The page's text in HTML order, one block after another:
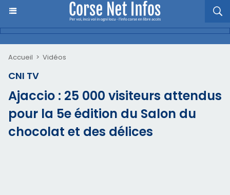
Accueil > Vidéos
CNI TV
Ajaccio : 25 000 visiteurs attendus
pour la 5e édition du Salon du
chocolat et des délices